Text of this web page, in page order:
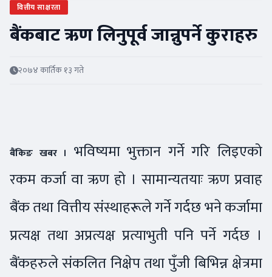
वित्तीय साक्षरता
बैंकबाट ऋण लिनुपूर्व जान्नुपर्ने कुराहरु
२०७४ कार्तिक १३ गते
बैंकिङ खबर । भविष्यमा भुक्तान गर्ने गरि लिइएको
रकम कर्जा वा ऋण हो । सामान्यतयाः ऋण प्रवाह
बैंक तथा वित्तीय संस्थाहरूले गर्ने गर्दछ भने कर्जामा
प्रत्यक्ष तथा अप्रत्यक्ष प्रत्याभुती पनि पर्ने गर्दछ ।
बैंकहरुले संकलित निक्षेप तथा पुँजी बिभिन्न क्षेत्रमा